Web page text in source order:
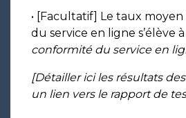
• [Facultatif] Le taux
du service en ligne s’élève
conformité du service en
[Détailler ici les résultats
un lien vers le rapport de